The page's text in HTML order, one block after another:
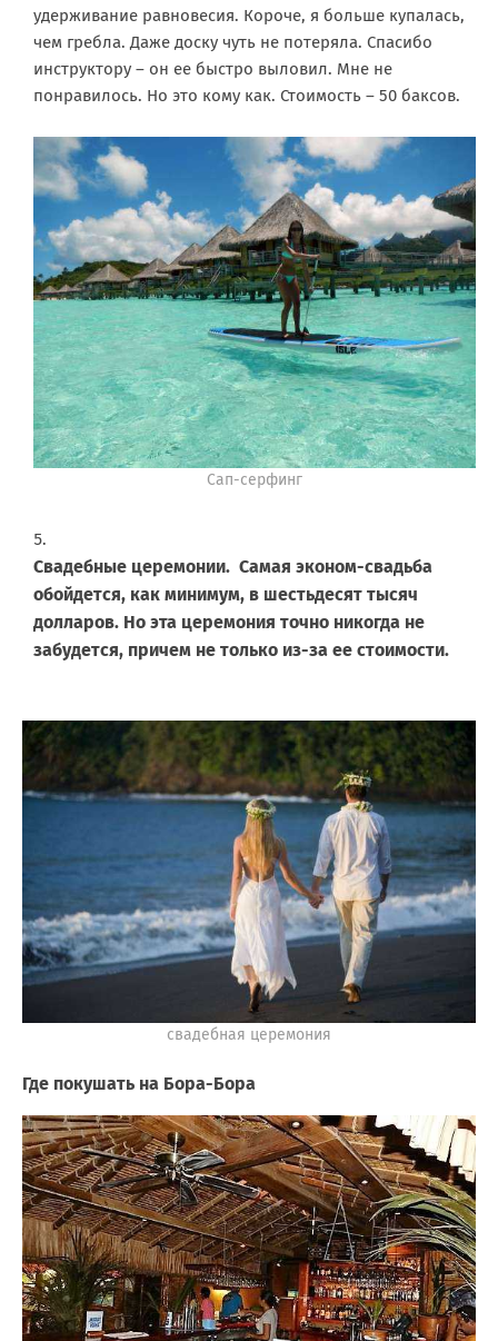
удерживание равновесия. Короче, я больше купалась,
чем гребла. Даже доску чуть не потеряла. Спасибо
инструктору – он ее быстро выловил. Мне не
понравилось. Но это кому как. Стоимость – 50 баксов.
Сап-серфинг
Свадебные церемонии. Самая эконом-свадьба
обойдется, как минимум, в шестьдесят тысяч
долларов. Но эта церемония точно никогда не
забудется, причем не только из-за ее стоимости.
свадебная церемония
Где покушать на Бора-Бора